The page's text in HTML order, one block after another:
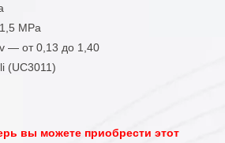
MPa
— от 0,13 до 1,40
(UC3011)
вы можете приобрести этот